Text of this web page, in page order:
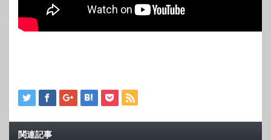
関連記事